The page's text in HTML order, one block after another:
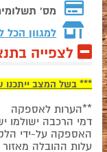
מס'
למגוון
לצפייה
*** בשל המצב ייתכנו
**הערות לאספקה
דמי הרכבה ישולמו
האספקה על-ידי
עלות ההובלה